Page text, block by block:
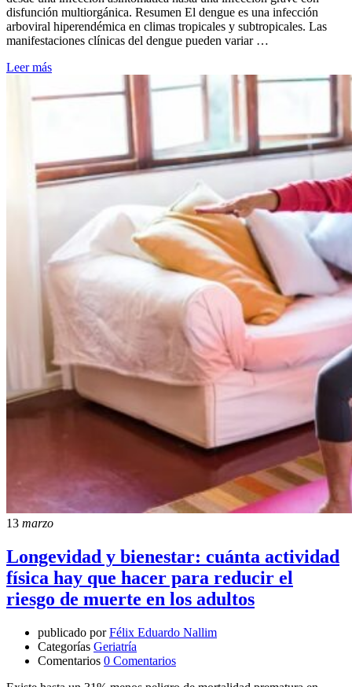
disfunción multiorgánica. Resumen El dengue es una infección
arboviral hiperendémica en climas tropicales y subtropicales. Las
manifestaciones clínicas del dengue pueden variar …
Leer más
13 marzo
Longevidad y bienestar: cuánta actividad
física hay que hacer para reducir el
riesgo de muerte en los adultos
publicado por Félix Eduardo Nallim
Categorías Geriatría
Comentarios 0 Comentarios